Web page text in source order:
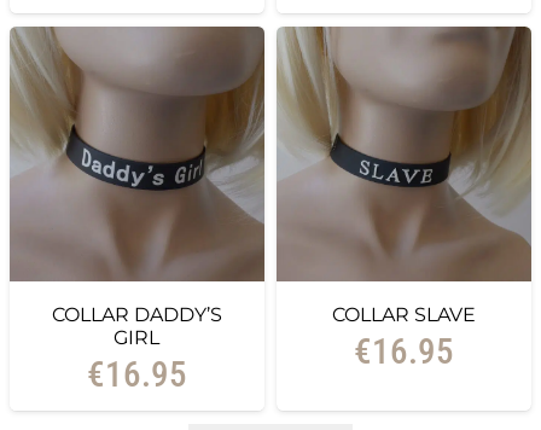
COLLAR DADDY’S
GIRL
€16.95
COLLAR SLAVE
€16.95